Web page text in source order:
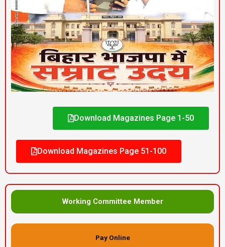
Download Magazines Page 1-50
Download Magazines Page 51-100
Working Committee Member
Pay Online